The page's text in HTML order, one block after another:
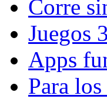
Corre
Juegos
Apps
Para